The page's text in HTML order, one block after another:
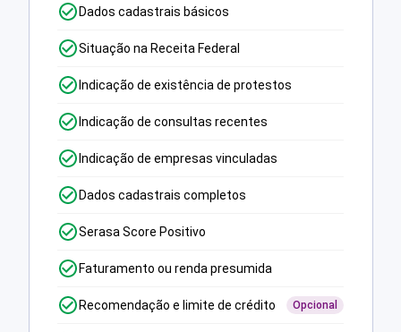
Dados cadastrais básicos
Situação na Receita Federal
Indicação de existência de protestos
Indicação de consultas recentes
Indicação de empresas vinculadas
Dados cadastrais completos
Serasa Score Positivo
Faturamento ou renda presumida
Recomendação e limite de crédito Opcional